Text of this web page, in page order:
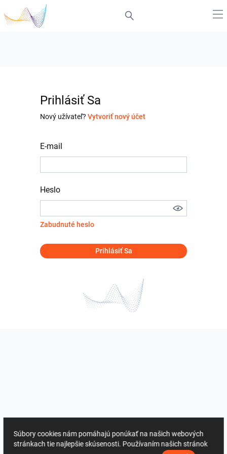
Prihlásiť Sa
Nový užívateľ? Vytvoriť nový účet
E-mail
Heslo
Zabudnuté heslo
Prihlásiť Sa
Súbory cookies nám pomáhajú ponúkať na našich webových
stránkach tie najlepšie skúsenosti. Používaním našich stránok